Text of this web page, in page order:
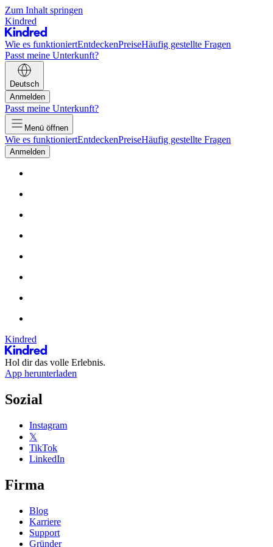
Zum Inhalt springen
Kindred
Wie es funktioniertEntdeckenPreiseHäufig gestellte Fragen
Passt meine Unterkunft?
Deutsch
Anmelden
Passt meine Unterkunft?
Menü öffnen
Wie es funktioniertEntdeckenPreiseHäufig gestellte Fragen
Anmelden
Kindred
Hol dir das volle Erlebnis.
App herunterladen
Sozial
Instagram
𝕏
TikTok
LinkedIn
Firma
Blog
Karriere
Support
Gründer